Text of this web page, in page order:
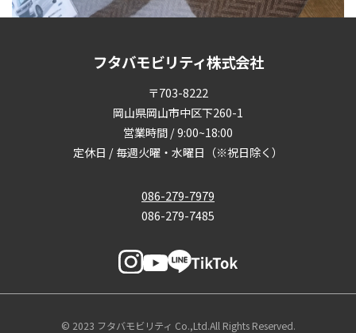
フタバモビリティ株式会社
〒703-8222
岡山県岡山市中区下260-1
営業時間 / 9:00~18:00
定休日 / 毎週火曜・水曜日（※祝日除く）
086-279-7979
086-279-7485
© 2023 フタバモビリティ Co.,Ltd.All Rights Reserved.